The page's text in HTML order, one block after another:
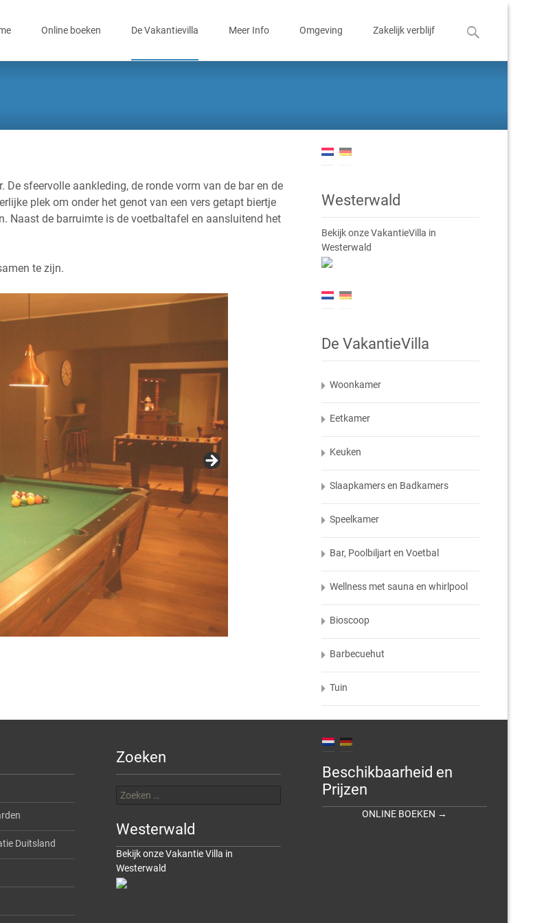
Online boeken De Vakantievilla Meer Info Omgeving Zakelijk verblijf
Zoeken
naar:
sfeervolle aankleding, de ronde vorm van de bar en de
plek om onder het genot van een vers getapt biertje
Naast de barruimte is de voetbaltafel en aansluitend het
te zijn.
Westerwald
Bekijk onze VakantieVilla in
Westerwald
De VakantieVilla
Woonkamer
Eetkamer
Keuken
Slaapkamers en Badkamers
Speelkamer
Bar, Poolbiljart en Voetbal
Wellness met sauna en whirlpool
Bioscoop
Barbecuehut
Tuin
Duitsland
Zoeken
naar:
Beschikbaarheid en
Prijzen
ONLINE BOEKEN →
Westerwald
Bekijk onze Vakantie Villa in
Westerwald